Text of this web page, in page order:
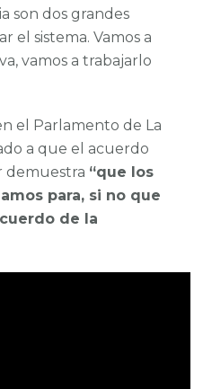
son dos grandes
el sistema. Vamos a
vamos a trabajarlo
el Parlamento de La
a que el acuerdo
demuestra “que los
para, si no que
de la